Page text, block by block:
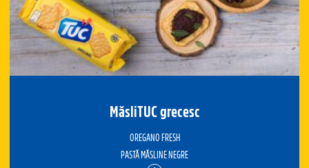
MăsliTUC grecesc
OREGANO FRESH
PASTĂ MĂSLINE NEGRE